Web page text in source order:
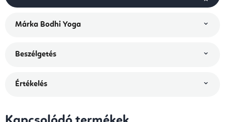
Márka Bodhi Yoga
Beszélgetés
Értékelés